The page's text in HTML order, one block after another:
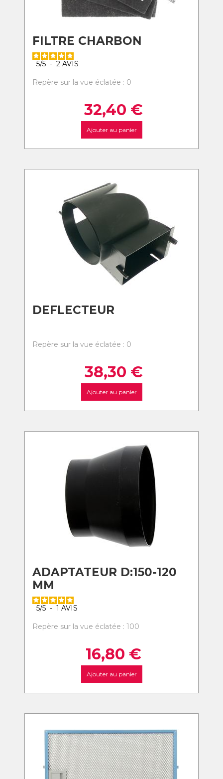
FILTRE CHARBON
5/5 - 2 AVIS
Repère sur la vue éclatée : 0
32,40 €
Ajouter au panier
DEFLECTEUR
Repère sur la vue éclatée : 0
38,30 €
Ajouter au panier
ADAPTATEUR D:150-120
MM
5/5 - 1 AVIS
Repère sur la vue éclatée : 100
16,80 €
Ajouter au panier